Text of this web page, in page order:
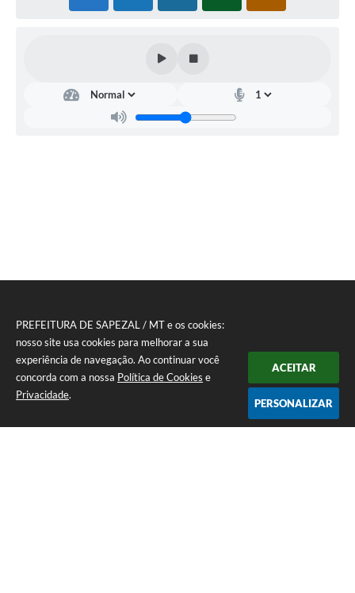
PREFEITURA DE SAPEZAL / MT e os cookies:
nosso site usa cookies para melhorar a sua
experiência de navegação. Ao continuar você
concorda com a nossa Política de Cookies e
Privacidade.
ACEITAR
PERSONALIZAR